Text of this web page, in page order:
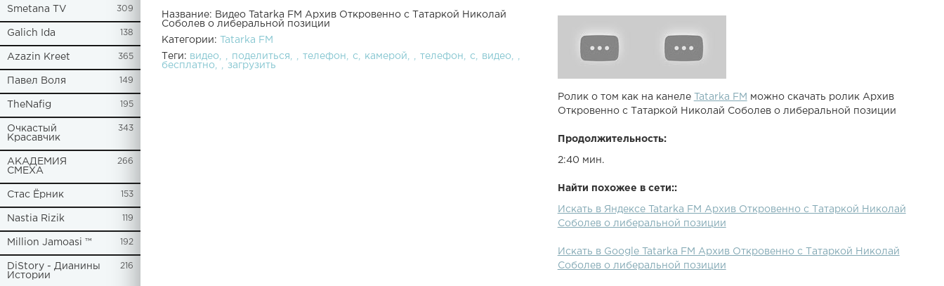
Smetana TV 309
Galich Ida 138
Azazin Kreet 365
Павел Воля 149
TheNafig 195
Очкастый
Красавчик
343
АКАДЕМИЯ
СМЕХА
266
Стас Ёрник 153
Nastia Rizik 119
Million Jamoasi ™ 192
DiStory - Дианины
Истории
216
Ролик о том как на канеле Tatarka FM можно скачать ролик Архив
Откровенно с Татаркой Николай Соболев о либеральной позиции
Продолжительность:
2:40 мин.
Найти похожее в сети::
Искать в Яндексе Tatarka FM Архив Откровенно с Татаркой Николай
Соболев о либеральной позиции
Искать в Google Tatarka FM Архив Откровенно с Татаркой Николай
Соболев о либеральной позиции
Название: Видео Tatarka FM Архив Откровенно с Татаркой Николай
Соболев о либеральной позиции
Категории:
Tatarka FM
Теги: видео поделиться телефон с камерой телефон с
видео
бесплатно
загрузить